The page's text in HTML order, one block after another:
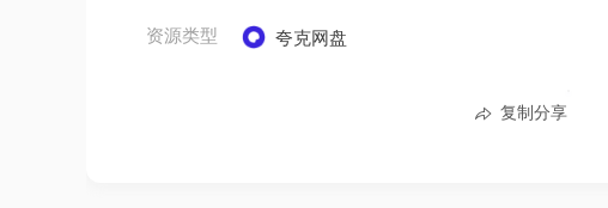
资源类型
夸克网盘
复制分享